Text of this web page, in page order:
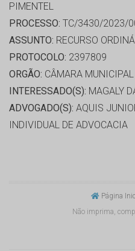
PIMENTEL
PROCESSO: TC/3430/2023/
ASSUNTO: RECURSO
PROTOCOLO: 2397809
ORGÃO: CÂMARA
INTERESSADO(S): MAGALY
ADVOGADO(S): AQUIS
INDIVIDUAL DE ADVOCACIA
Página
Não imprima,